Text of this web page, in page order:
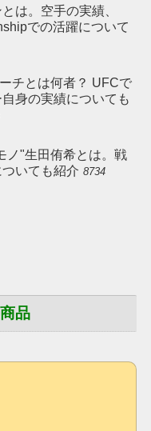
は。空手の実績、
での活躍について
チとは何者？ UFCで
身の実績についても
ノ"生田侑希とは。戦
いても紹介 8734
品